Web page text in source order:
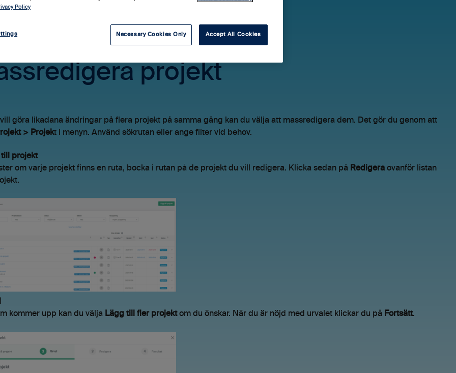
projekt
göra likadana ändringar på flera projekt på samma gång kan du välja att massredigera dem. Det gör du genom att
> Projekt i menyn. Använd sökrutan eller ange filter vid behov.
till projekt
om varje projekt finns en ruta, bocka i rutan på de projekt du vill redigera. Klicka sedan på Redigeraovanför listan
kommer upp kan du välja Lägg till fler projektom du önskar. När du är nöjd med urvalet klickar du påFortsätt.
Policy
Necessary Cookies Only Accept All Cookies